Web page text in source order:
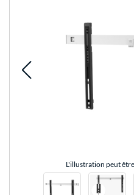
L'illustration peut